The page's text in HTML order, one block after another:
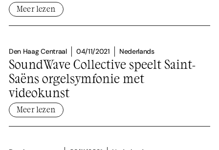
Meer lezen
Den Haag Centraal 04/11/2021 Nederlands
SoundWave Collective speelt Saint-
Saëns orgelsymfonie met
videokunst
Meer lezen